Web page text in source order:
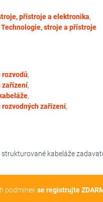
přístroje a elektronika,
Technologie, stroje a přístroje
rozvodů,
zařízení,
,
zařízení,
kabeláže
podmínekse registrujte